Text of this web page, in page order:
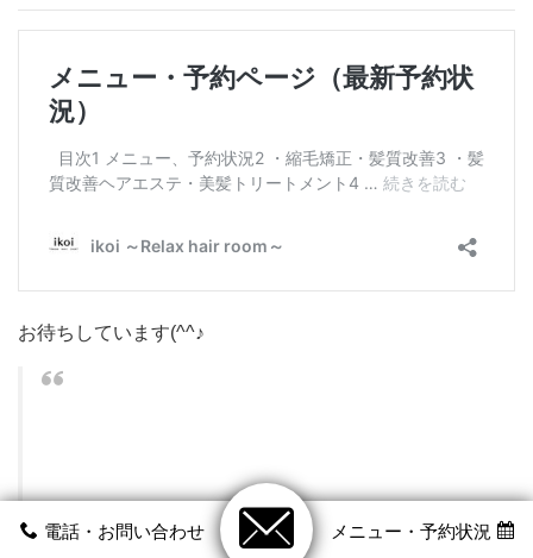
電話・お問い合わせ メニュー・予約状況
お待ちしています(^^♪